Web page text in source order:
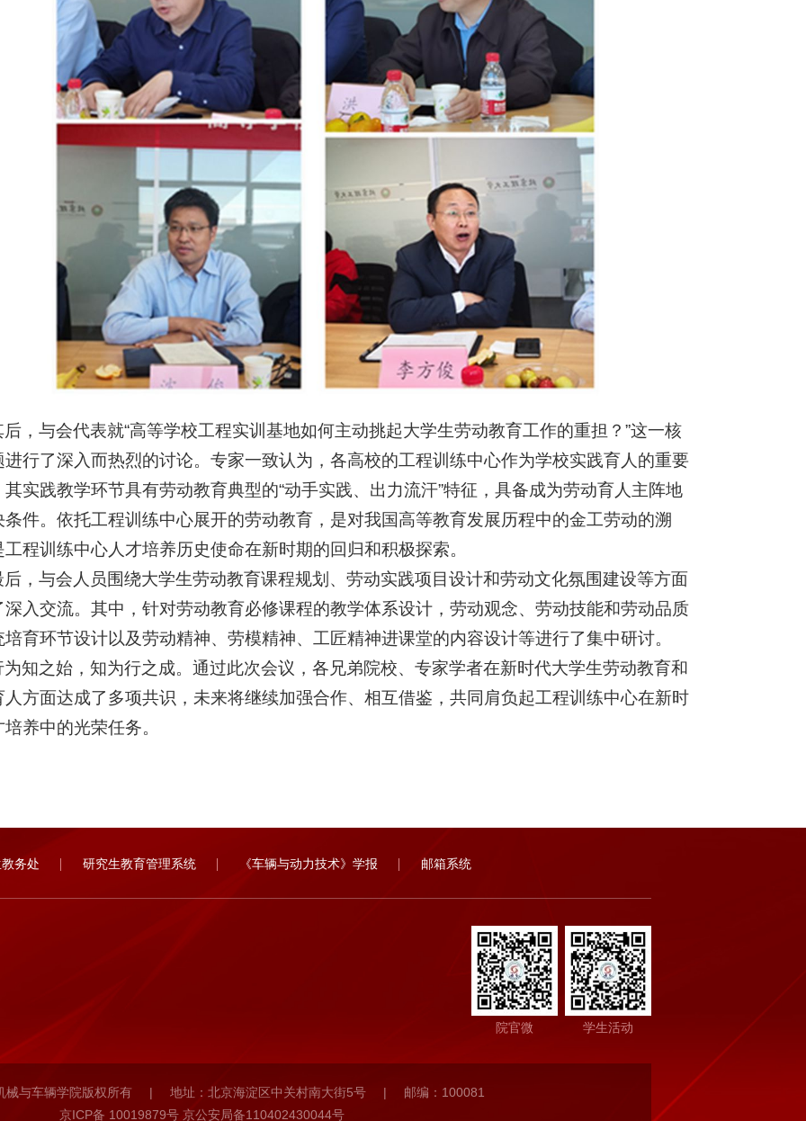
后，与会代表就“高等学校工程实训基地如何主动挑起大学生劳动教育工作的重担？”这一核
进行了深入而热烈的讨论。专家一致认为，各高校的工程训练中心作为学校实践育人的重要
其实践教学环节具有劳动教育典型的“动手实践、出力流汗”特征，具备成为劳动育人主阵地
条件。依托工程训练中心展开的劳动教育，是对我国高等教育发展历程中的金工劳动的溯
工程训练中心人才培养历史使命在新时期的回归和积极探索。
后，与会人员围绕大学生劳动教育课程规划、劳动实践项目设计和劳动文化氛围建设等方面
深入交流。其中，针对劳动教育必修课程的教学体系设计，劳动观念、劳动技能和劳动品质
培育环节设计以及劳动精神、劳模精神、工匠精神进课堂的内容设计等进行了集中研讨。
为知之始，知为行之成。通过此次会议，各兄弟院校、专家学者在新时代大学生劳动教育和
人方面达成了多项共识，未来将继续加强合作、相互借鉴，共同肩负起工程训练中心在新时
养中的光荣任务。
务处 研究生教育管理系统 《车辆与动力技术》学报 邮箱系统
院官微 学生活动
械与车辆学院版权所有 | 地址：北京海淀区中关村南大街5号 |
邮编：100081
京ICP备 10019879号 京公安局备110402430044号